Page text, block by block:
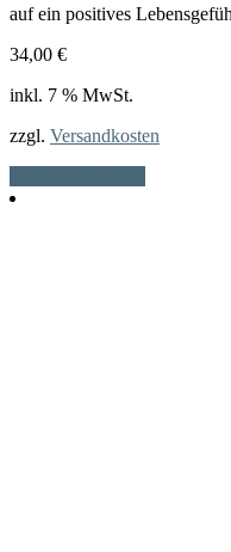
auf ein positives
34,00 €
inkl. 7 % MwSt.
zzgl. Versandkosten